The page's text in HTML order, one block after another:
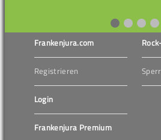
Frankenjura.com
Registrieren
Login
Frankenjura Premium